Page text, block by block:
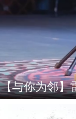
【与你为邻】